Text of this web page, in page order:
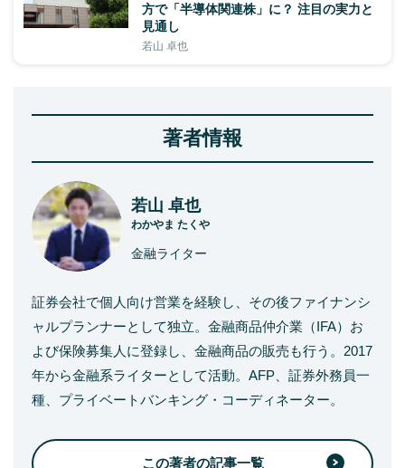
方で「半導体関連株」に？ 注目の実力と
見通し
若山 卓也
著者情報
若山 卓也
わかやま たくや
金融ライター
証券会社で個人向け営業を経験し、その後ファイナンシ
ャルプランナーとして独立。金融商品仲介業（IFA）お
よび保険募集人に登録し、金融商品の販売も行う。2017
年から金融系ライターとして活動。AFP、証券外務員一
種、プライベートバンキング・コーディネーター。
この著者の記事一覧